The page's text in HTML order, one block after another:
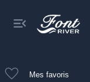
Mes favoris